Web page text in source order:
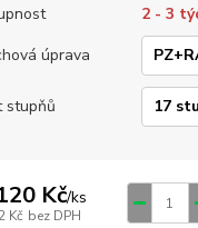
2 - 3
úprava
stupňů
Kč/ks
Kč bez DPH